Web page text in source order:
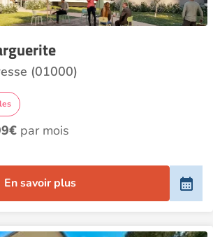
(01000)
par mois
En savoir plus